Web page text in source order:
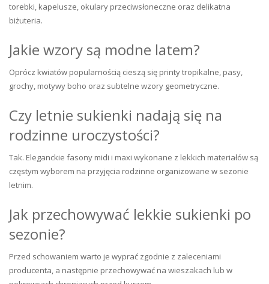
torebki, kapelusze, okulary przeciwsłoneczne oraz delikatna
biżuteria.
Jakie wzory są modne latem?
Oprócz kwiatów popularnością cieszą się printy tropikalne, pasy,
grochy, motywy boho oraz subtelne wzory geometryczne.
Czy letnie sukienki nadają się na
rodzinne uroczystości?
Tak. Eleganckie fasony midi i maxi wykonane z lekkich materiałów są
częstym wyborem na przyjęcia rodzinne organizowane w sezonie
letnim.
Jak przechowywać lekkie sukienki po
sezonie?
Przed schowaniem warto je wyprać zgodnie z zaleceniami
producenta, a następnie przechowywać na wieszakach lub w